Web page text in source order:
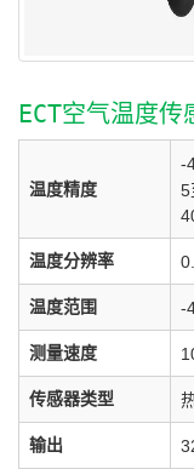
ECT空气温度传
温度精度
-
5
温度分辨率
温度范围 -
测量速度
传感器类型
输出